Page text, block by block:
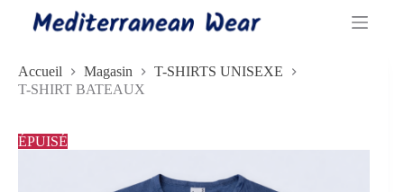
Accueil Magasin
T-SHIRTS UNISEXE
T-SHIRT BATEAUX
ÉPUISÉ